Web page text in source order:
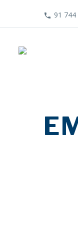
91 744